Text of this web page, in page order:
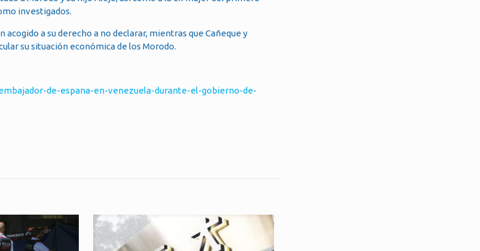
investigados.
acogido a su derecho a no declarar, mientras que Cañeque y
su situación económica de los Morodo.
de-espana-en-venezuela-durante-el-gobierno-de-